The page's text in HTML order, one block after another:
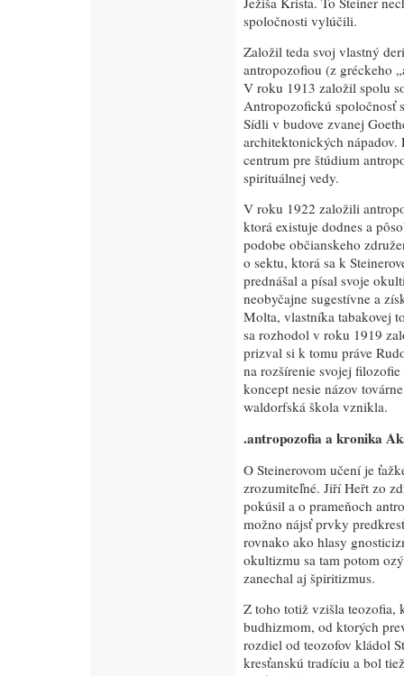
spoločnosti vylúčili.
Založil teda svoj vlastný
antropozofiou (z gréckeho
V roku 1913 založil spolu
Antropozofickú spoločnosť
Sídli v budove zvanej
architektonických nápadov.
centrum pre štúdium
spirituálnej vedy.
V roku 1922 založili
ktorá existuje dodnes a
podobe občianskeho
o sektu, ktorá sa k
prednášal a písal svoje
neobyčajne sugestívne a
Molta, vlastníka tabakovej
sa rozhodol v roku 1919
prizval si k tomu práve
na rozšírenie svojej
koncept nesie názov
waldorfská škola vznikla.
.antropozofia a kronika
O Steinerovom učení je
zrozumiteľné. Jiří Heřt zo
pokúsil a o prameňoch
možno nájsť prvky
rovnako ako hlasy
okultizmu sa tam potom
zanechal aj špiritizmus.
Z toho totiž vzišla teozofia,
budhizmom, od ktorých
rozdiel od teozofov kládol
kresťanskú tradíciu a bol